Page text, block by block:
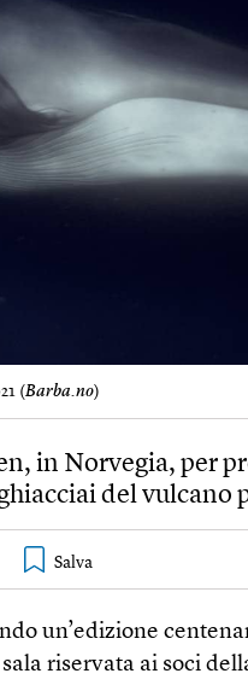
(Barba.no)
in Norvegia, per
del vulcano
un’edizione
riservata ai soci